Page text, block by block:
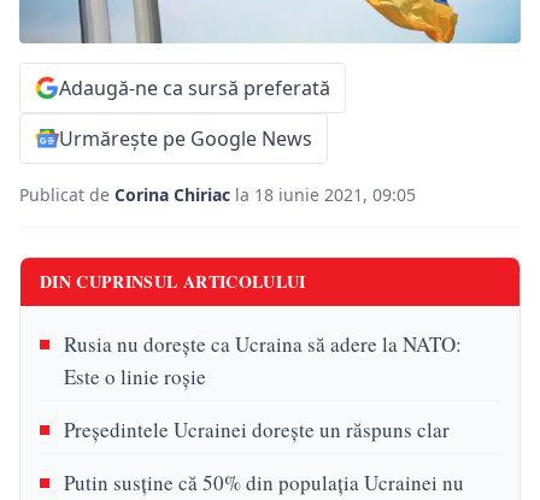
Adaugă-ne ca sursă preferată
Urmărește pe Google News
Publicat de Corina Chiriac la 18 iunie 2021, 09:05
DIN CUPRINSUL ARTICOLULUI
Rusia nu dorește ca Ucraina să adere la NATO:
Este o linie roșie
Președintele Ucrainei dorește un răspuns clar
Putin susține că 50% din populația Ucrainei nu